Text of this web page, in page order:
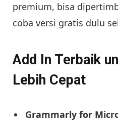
premium, bisa
coba versi gratis dulu
Add In Terbaik
Lebih Cepat
Grammarly for